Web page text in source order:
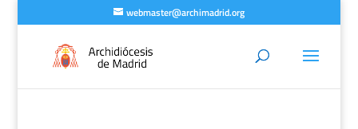
webmaster@archimadrid.org